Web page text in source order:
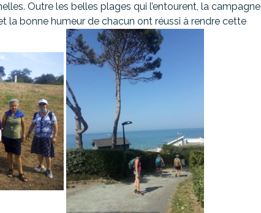
Outre les belles plages qui l’entourent, la campagne
la bonne humeur de chacun ont réussi à rendre cette